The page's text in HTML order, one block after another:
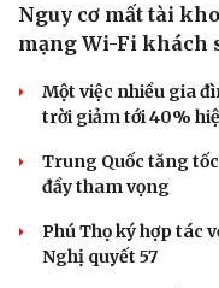
Nguy cơ mất tài
mạng Wi-Fi khách
Một việc nhiều gia
trời giảm tới 40%
Trung Quốc tăng
đầy tham vọng
Phú Thọ ký hợp tác
Nghị quyết 57